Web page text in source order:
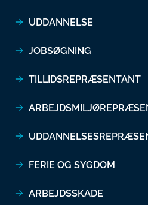
UDDANNELSE
JOBSØGNING
TILLIDSREPRÆSENTANT
FERIE OG SYGDOM
ARBEJDSSKADE